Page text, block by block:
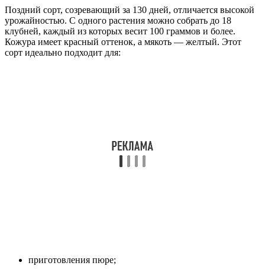
Поздний сорт, созревающий за 130 дней, отличается высокой
урожайностью. С одного растения можно собрать до 18
клубней, каждый из которых весит 100 граммов и более.
Кожура имеет красный оттенок, а мякоть — желтый. Этот
сорт идеально подходит для:
приготовления пюре;